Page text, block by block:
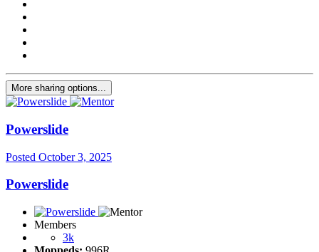
More sharing options...
Powerslide
Posted October 3, 2025
Powerslide
Members
3k